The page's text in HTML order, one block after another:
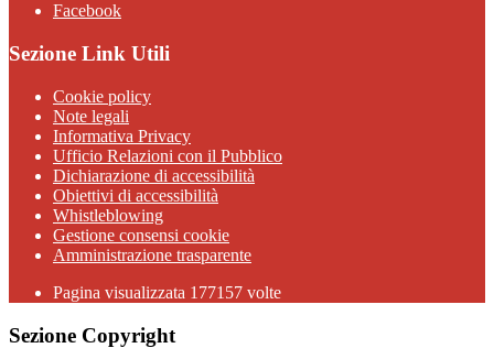
Facebook
Sezione Link Utili
Cookie policy
Note legali
Informativa Privacy
Ufficio Relazioni con il Pubblico
Dichiarazione di accessibilità
Obiettivi di accessibilità
Whistleblowing
Gestione consensi cookie
Amministrazione trasparente
Pagina visualizzata 177157 volte
Sezione Copyright